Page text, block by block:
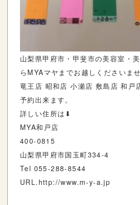
山梨県甲府市・甲斐市の美容室・
らMYAマヤまでお越しくださいませ
竜王店 昭和店 小瀬店 敷島店 和戸
予約出来ます。
詳しい住所は⬇︎
MYA和戸店
400-0815
山梨県甲府市国玉町334-4
Tel 055-288-8544
URL.http://www.m-y-a.jp